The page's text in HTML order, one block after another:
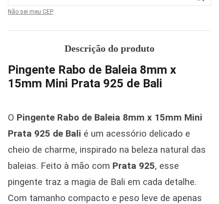
Não sei meu CEP
Descrição do produto
Pingente Rabo de Baleia 8mm x
15mm Mini Prata 925 de Bali
O Pingente Rabo de Baleia 8mm x 15mm Mini
Prata 925 de Bali é um acessório delicado e
cheio de charme, inspirado na beleza natural das
baleias. Feito à mão com Prata 925, esse
pingente traz a magia de Bali em cada detalhe.
Com tamanho compacto e peso leve de apenas